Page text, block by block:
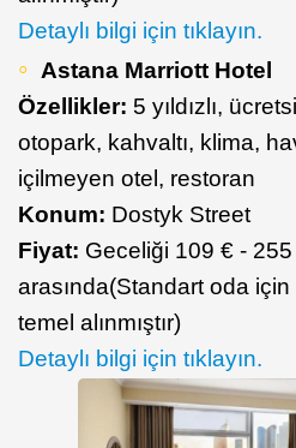
Detaylı bilgi için tıklayın.
Astana Marriott Hotel
Özellikler: 5 yıldızlı,
otopark, kahvaltı, klima,
içilmeyen otel, restoran
Konum: Dostyk Street
Fiyat: Geceliği 109 € -
arasında(Standart oda
temel alınmıştır)
Detaylı bilgi için tıklayın.